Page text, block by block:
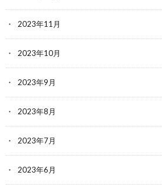
2023年11月
2023年10月
2023年9月
2023年8月
2023年7月
2023年6月